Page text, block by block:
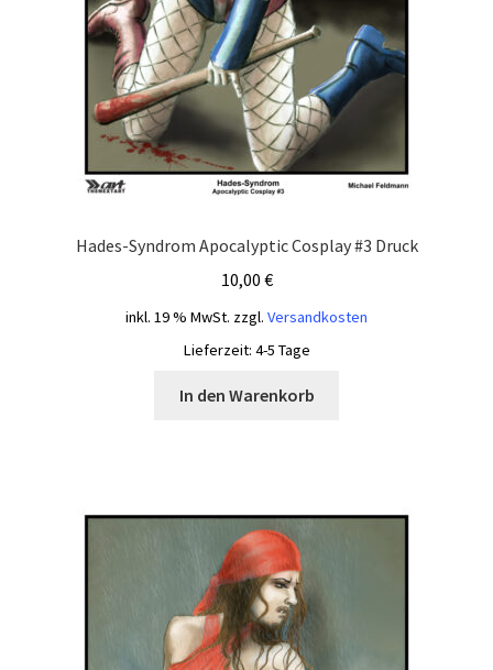
Hades-Syndrom Apocalyptic Cosplay #3 Druck
10,00 €
inkl. 19 % MwSt. zzgl. Versandkosten
Lieferzeit: 4-5 Tage
In den Warenkorb